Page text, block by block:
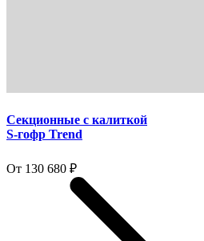
Секционные с калиткой
S-гофр Trend
От 130 680 ₽